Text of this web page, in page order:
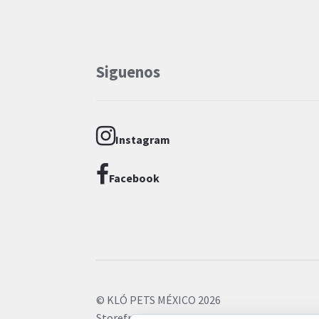
Siguenos
Instagram
Facebook
© KLÓ PETS MÉXICO 2026